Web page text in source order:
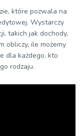
które pozwala na
Wystarczy
takich jak dochody,
obliczy, ile możemy
dla każdego, kto
rodzaju.